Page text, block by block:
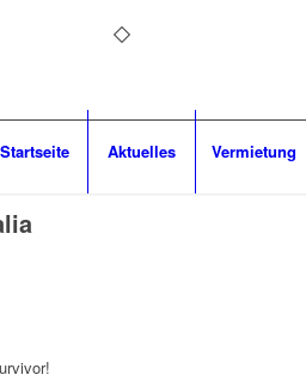
Startseite Aktuelles Vermietung